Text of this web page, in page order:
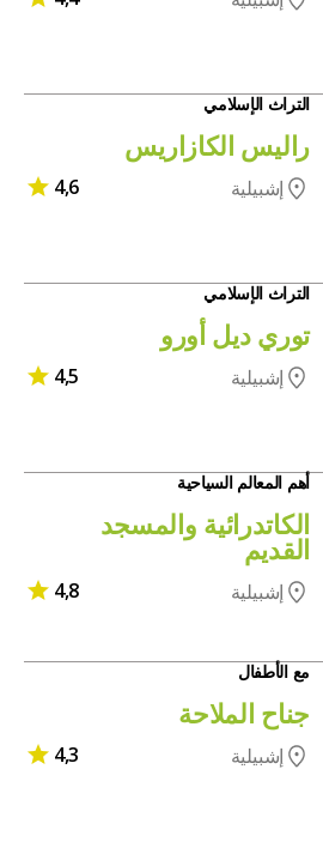
التراث الإسلامي
راليس الكازاريس
إشبيلية 4,6
التراث الإسلامي
توري ديل أورو
إشبيلية 4,5
أهم المعالم السياحية
الكاتدرائية والمسجد
القديم
إشبيلية 4,8
مع الأطفال
جناح الملاحة
إشبيلية 4,3